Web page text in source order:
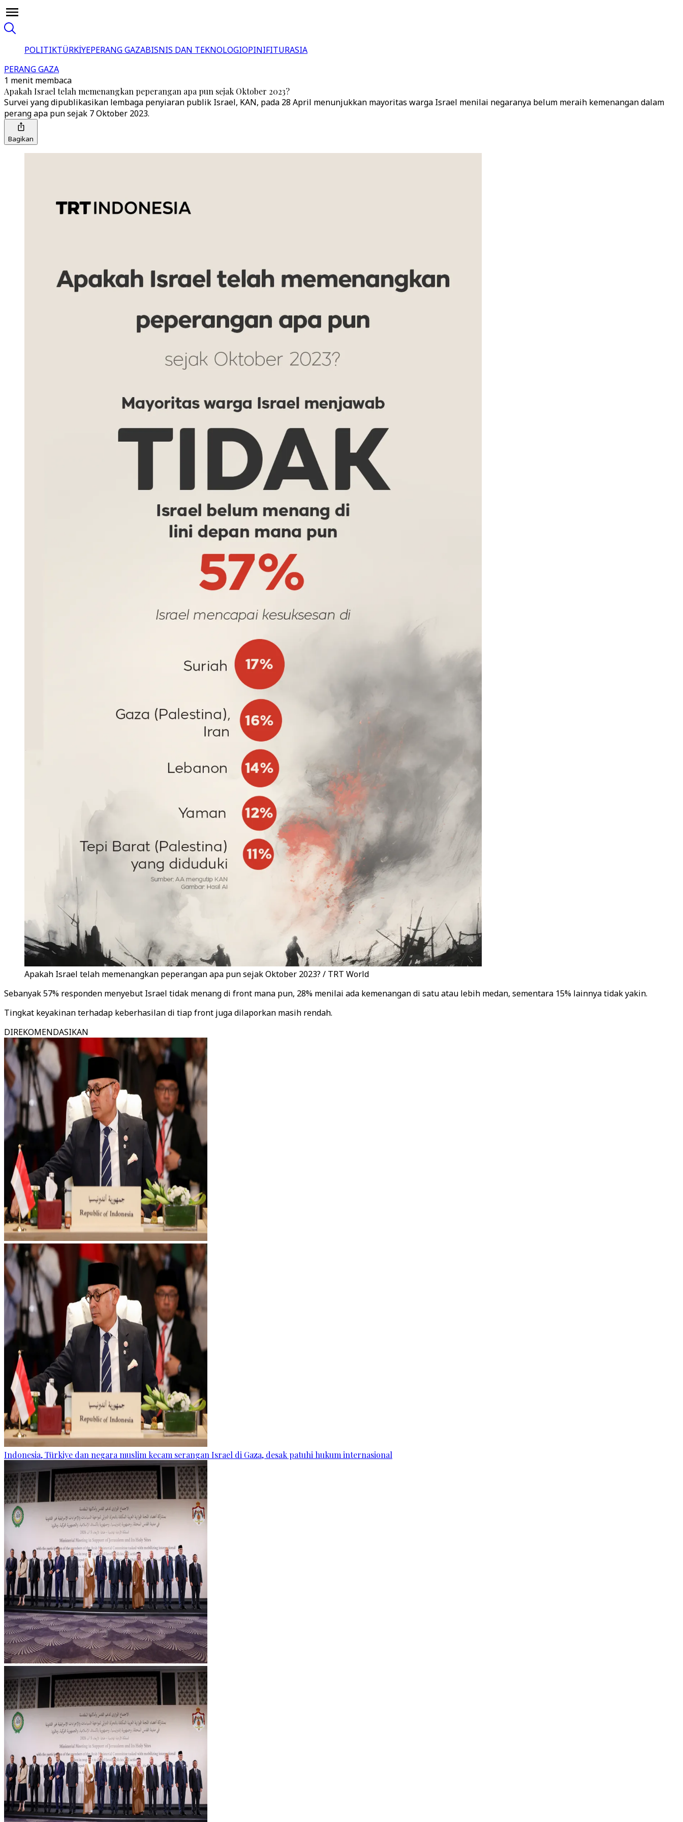
POLITIKTÜRKİYEPERANG GAZABISNIS DAN TEKNOLOGIOPINIFITURASIA
PERANG GAZA
1 menit membaca
Apakah Israel telah memenangkan peperangan apa pun sejak Oktober 2023?
Survei yang dipublikasikan lembaga penyiaran publik Israel, KAN, pada 28 April menunjukkan mayoritas warga Israel menilai negaranya belum meraih kemenangan dalam
perang apa pun sejak 7 Oktober 2023.
Bagikan
Apakah Israel telah memenangkan peperangan apa pun sejak Oktober 2023? / TRT World
Sebanyak 57% responden menyebut Israel tidak menang di front mana pun, 28% menilai ada kemenangan di satu atau lebih medan, sementara 15% lainnya tidak yakin.
Tingkat keyakinan terhadap keberhasilan di tiap front juga dilaporkan masih rendah.
DIREKOMENDASIKAN
Indonesia, Türkiye dan negara muslim kecam serangan Israel di Gaza, desak patuhi hukum internasional